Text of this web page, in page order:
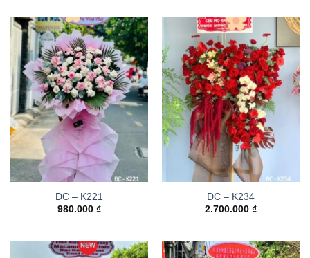
ĐC – K221
980.000 ₫
ĐC – K234
2.700.000 ₫